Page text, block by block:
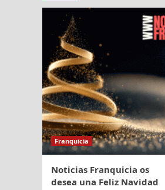
abren
en
aeropuerto
de
Murcia
Franquicia
Noticias Franquicia os
desea una Feliz Navidad